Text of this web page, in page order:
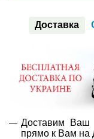
Доставка
Доставим Ваш
прямо к Вам на